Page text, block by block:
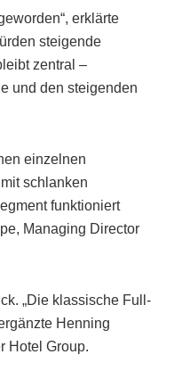
erklärte
steigende
zentral –
und den steigenden
einzelnen
schlanken
funktioniert
Managing Director
„Die klassische Full-
Henning
Hotel Group.